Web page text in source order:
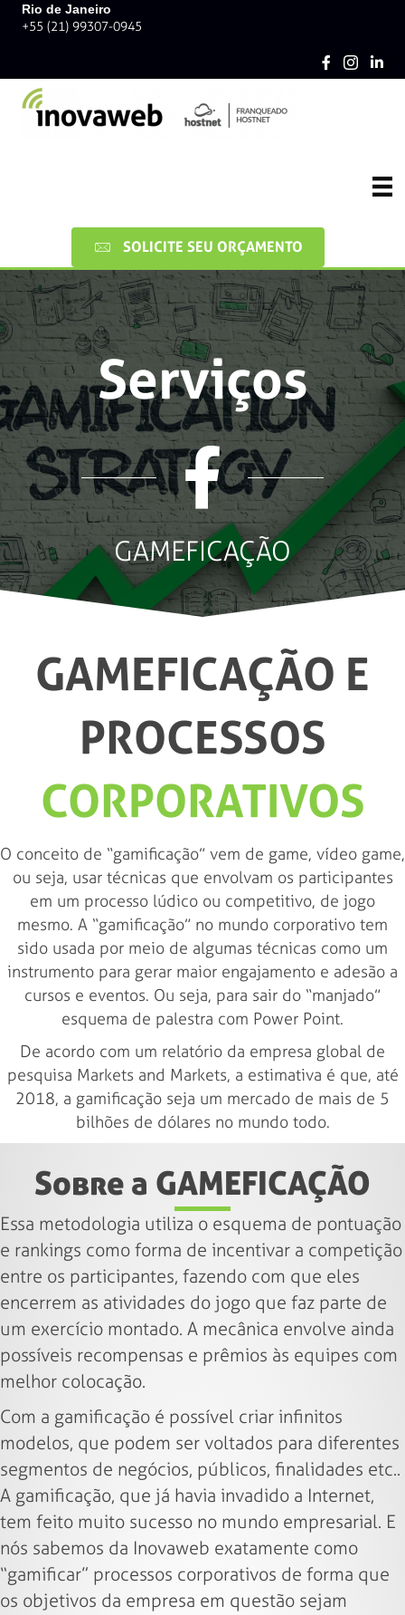
Rio de Janeiro
+55 (21) 99307-0945
SOLICITE SEU ORÇAMENTO
Serviços
GAMEFICAÇÃO
GAMEFICAÇÃO E
PROCESSOS
CORPORATIVOS
O conceito de “gamificação” vem de game, vídeo game,
ou seja, usar técnicas que envolvam os participantes
em um processo lúdico ou competitivo, de jogo
mesmo. A “gamificação” no mundo corporativo tem
sido usada por meio de algumas técnicas como um
instrumento para gerar maior engajamento e adesão a
cursos e eventos. Ou seja, para sair do “manjado”
esquema de palestra com Power Point.
De acordo com um relatório da empresa global de
pesquisa Markets and Markets, a estimativa é que, até
2018, a gamificação seja um mercado de mais de 5
bilhões de dólares no mundo todo.
Sobre a GAMEFICAÇÃO
Essa metodologia utiliza o esquema de pontuação
e rankings como forma de incentivar a competição
entre os participantes, fazendo com que eles
encerrem as atividades do jogo que faz parte de
um exercício montado. A mecânica envolve ainda
possíveis recompensas e prêmios às equipes com
melhor colocação.
Com a gamificação é possível criar infinitos
modelos, que podem ser voltados para diferentes
segmentos de negócios, públicos, finalidades etc..
A gamificação, que já havia invadido a Internet,
tem feito muito sucesso no mundo empresarial. E
nós sabemos da Inovaweb exatamente como
“gamificar” processos corporativos de forma que
os objetivos da empresa em questão sejam